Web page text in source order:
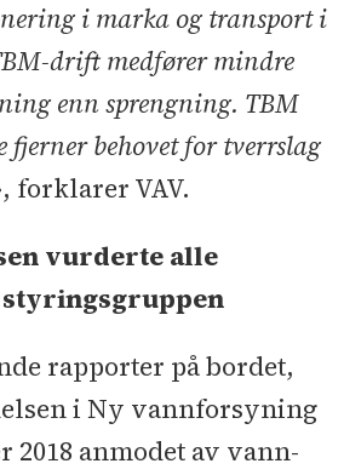
i marka og transport i
drift medfører mindre
enn sprengning. TBM
fjerner behovet for tverrslag
, forklarer VAV.
vurderte alle
rapporter på bordet,
i Ny vannforsyning
2018 anmodet av vann-